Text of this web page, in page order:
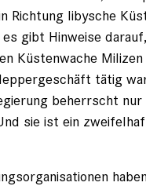
Richtung libysche
gibt Hinweise
Küstenwache
tätig
beherrscht nur
sie ist ein